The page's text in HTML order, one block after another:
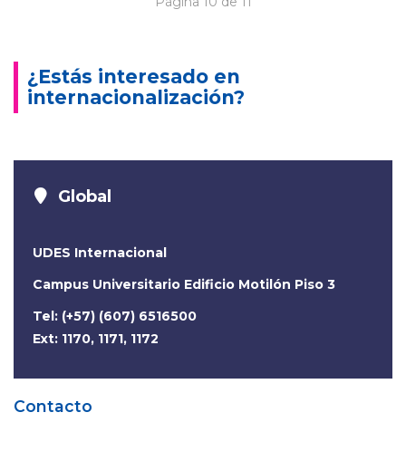
¿Estás interesado en
internacionalización?
Global
UDES Internacional
Campus Universitario Edificio Motilón Piso 3
Tel: (+57) (607) 6516500
Ext: 1170, 1171, 1172
Contacto